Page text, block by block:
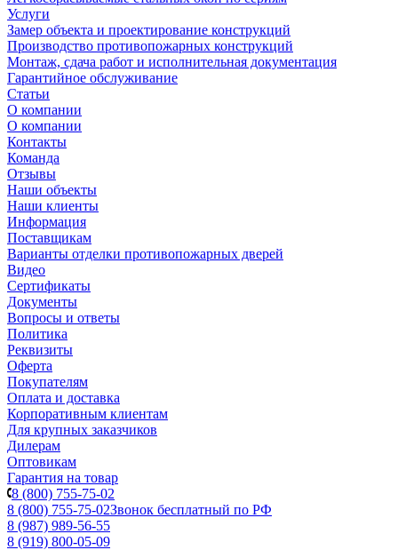
Услуги
Замер объекта и проектирование конструкций
Производство противопожарных конструкций
Монтаж, сдача работ и исполнительная документация
Гарантийное обслуживание
Статьи
О компании
О компании
Контакты
Команда
Отзывы
Наши объекты
Наши клиенты
Информация
Поставщикам
Варианты отделки противопожарных дверей
Видео
Сертификаты
Документы
Вопросы и ответы
Политика
Реквизиты
Оферта
Покупателям
Оплата и доставка
Корпоративным клиентам
Для крупных заказчиков
Дилерам
Оптовикам
Гарантия на товар
8 (800) 755-75-02
8 (800) 755-75-02Звонок бесплатный по РФ
8 (987) 989-56-55
8 (919) 800-05-09